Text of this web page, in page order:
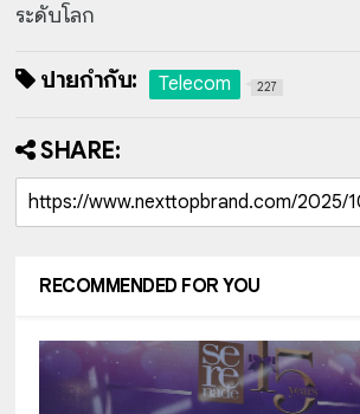
ระดับโลก
ป้ายกำกับ: Telecom 227
SHARE:
RECOMMENDED FOR YOU